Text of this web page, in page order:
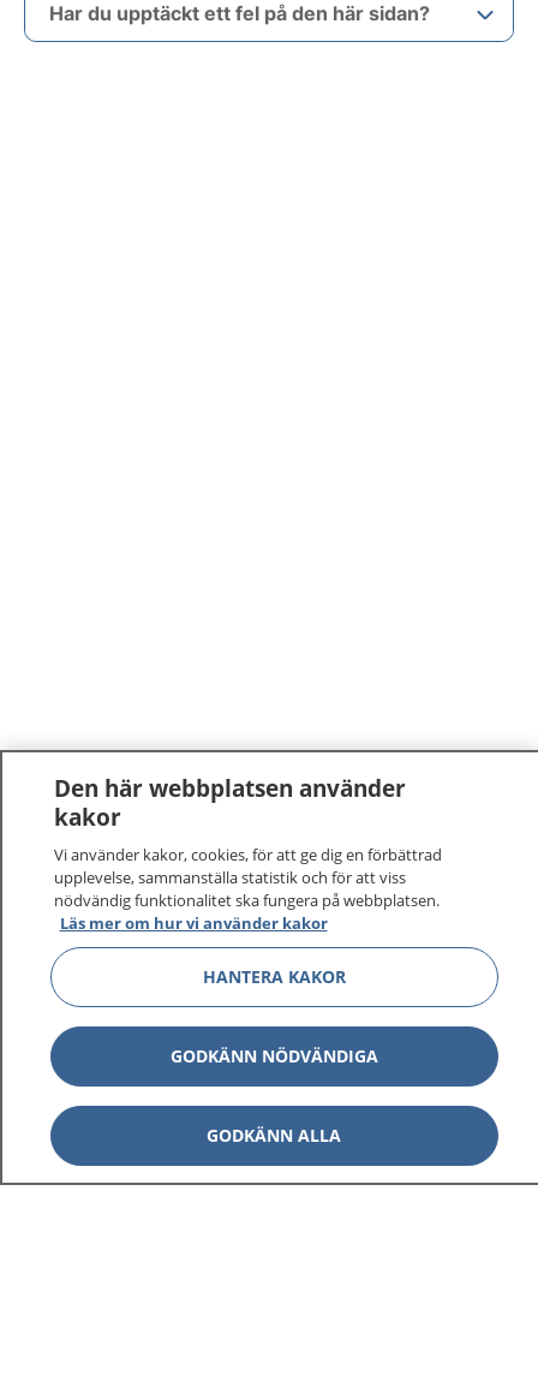
Har du upptäckt ett fel på den här sidan?
Den här webbplatsen använder
kakor
Vi använder kakor, cookies, för att ge dig en förbättrad
upplevelse, sammanställa statistik och för att viss
nödvändig funktionalitet ska fungera på webbplatsen.
Läs mer om hur vi använder kakor
HANTERA KAKOR
GODKÄNN NÖDVÄNDIGA
GODKÄNN ALLA